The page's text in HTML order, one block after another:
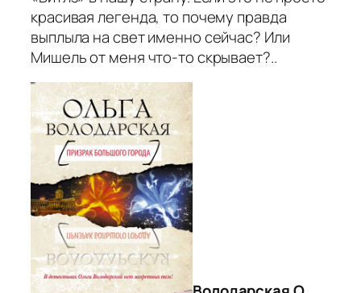
красивая легенда, то почему правда
выплыла на свет именно сейчас? Или
Мишель от меня что-то скрывает?..